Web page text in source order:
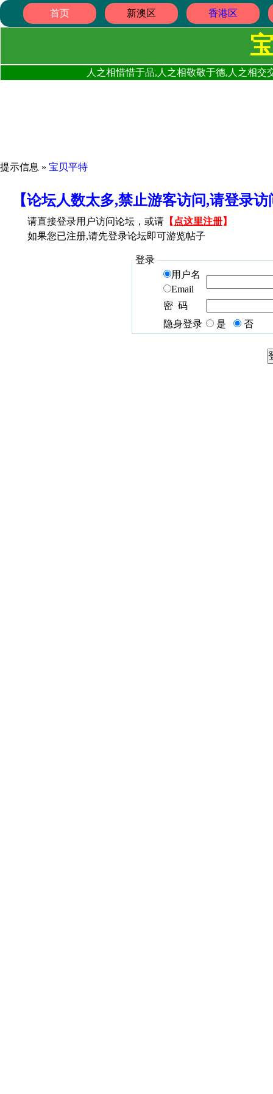
首页 新澳区 香港区
人之相惜惜于品,人之相敬敬于德,人之相
提示信息 » 宝贝平特
【论坛人数太多,禁止游客访问,请登录
请直接登录用户访问论坛，或请 【 点这里注册】
如果您已注册,请先登录论坛即可游览帖子
登录
用户名
Email
密 码
隐身登录
是 否